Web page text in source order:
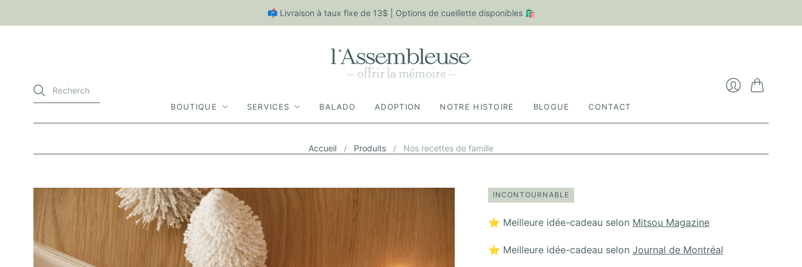
📫 Livraison à taux fixe de 13$ | Options de cueillette disponibles 🛍
BOUTIQUE SERVICES BALADO ADOPTION NOTRE HISTOIRE BLOGUE CONTACT
Accueil / Produits / Nos recettes de famille
INCONTOURNABLE
⭐️ Meilleure idée-cadeau selon Mitsou Magazine
⭐️ Meilleure idée-cadeau selon Journal de Montréal
Aj
pe
rs
na
à
vo
tr
e
co
m